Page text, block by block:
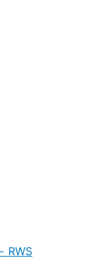
RWS